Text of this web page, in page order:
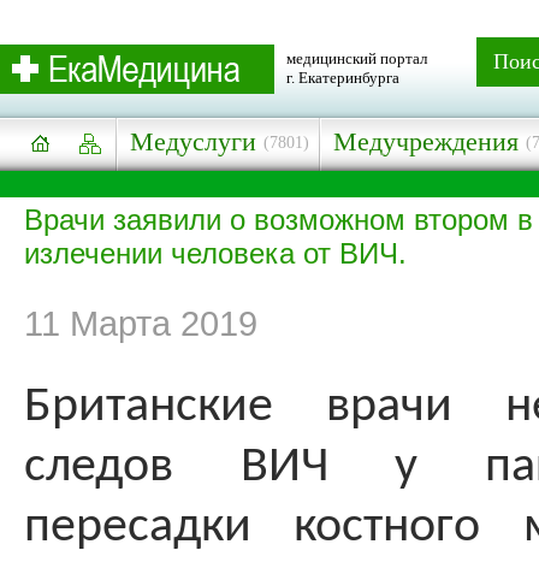
медицинский портал
г. Екатеринбурга
Медуслуги (7801) Медучреждения
Врачи заявили о возможном втором в
излечении человека от ВИЧ.
11 Марта 2019
Британские врачи
следов ВИЧ у
пересадки